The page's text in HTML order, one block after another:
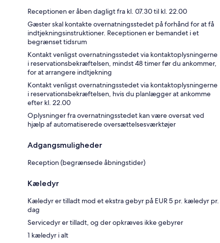
Receptionen er åben dagligt fra kl. 07.30 til kl. 22.00
Gæster skal kontakte overnatningsstedet på forhånd for at få
indtjekningsinstruktioner. Receptionen er bemandet i et
begrænset tidsrum
Kontakt venligst overnatningsstedet via kontaktoplysningerne
i reservationsbekræftelsen, mindst 48 timer før du ankommer,
for at arrangere indtjekning
Kontakt venligst overnatningsstedet via kontaktoplysningerne
i reservationsbekræftelsen, hvis du planlægger at ankomme
efter kl. 22.00
Oplysninger fra overnatningsstedet kan være oversat ved
hjælp af automatiserede oversættelsesværktøjer
Adgangsmuligheder
Reception (begrænsede åbningstider)
Kæledyr
Kæledyr er tilladt mod et ekstra gebyr på EUR 5 pr. kæledyr pr.
dag
Servicedyr er tilladt, og der opkræves ikke gebyrer
1 kæledyr i alt